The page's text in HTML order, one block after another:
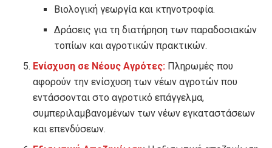
Βιολογική γεωργία και κτηνοτροφία.
Δράσεις για τη διατήρηση των παραδοσιακών
τοπίων και αγροτικών πρακτικών.
Ενίσχυση σε Νέους Αγρότες: Πληρωμές που
αφορούν την ενίσχυση των νέων αγροτών που
εντάσσονται στο αγροτικό επάγγελμα,
συμπεριλαμβανομένων των νέων εγκαταστάσεων
και επενδύσεων.